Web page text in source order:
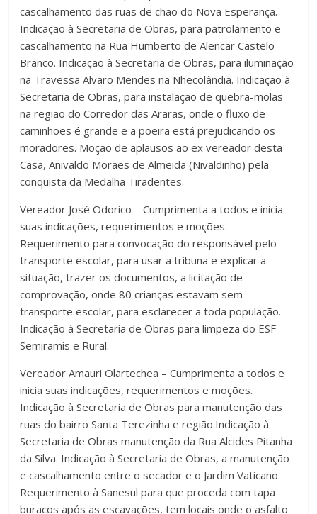
cascalhamento das ruas de chão do Nova Esperança.
Indicação à Secretaria de Obras, para patrolamento e
cascalhamento na Rua Humberto de Alencar Castelo
Branco. Indicação à Secretaria de Obras, para iluminação
na Travessa Alvaro Mendes na Nhecolândia. Indicação à
Secretaria de Obras, para instalação de quebra-molas
na região do Corredor das Araras, onde o fluxo de
caminhões é grande e a poeira está prejudicando os
moradores. Moção de aplausos ao ex vereador desta
Casa, Anivaldo Moraes de Almeida (Nivaldinho) pela
conquista da Medalha Tiradentes.
Vereador José Odorico – Cumprimenta a todos e inicia
suas indicações, requerimentos e moções.
Requerimento para convocação do responsável pelo
transporte escolar, para usar a tribuna e explicar a
situação, trazer os documentos, a licitação de
comprovação, onde 80 crianças estavam sem
transporte escolar, para esclarecer a toda população.
Indicação à Secretaria de Obras para limpeza do ESF
Semiramis e Rural.
Vereador Amauri Olartechea – Cumprimenta a todos e
inicia suas indicações, requerimentos e moções.
Indicação à Secretaria de Obras para manutenção das
ruas do bairro Santa Terezinha e região.Indicação à
Secretaria de Obras manutenção da Rua Alcides Pitanha
da Silva. Indicação à Secretaria de Obras, a manutenção
e cascalhamento entre o secador e o Jardim Vaticano.
Requerimento à Sanesul para que proceda com tapa
buracos após as escavações, tem locais onde o asfalto